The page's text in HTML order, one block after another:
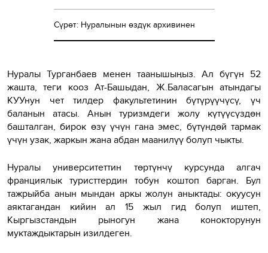
Сүрөт: Нуралынын өздүк архивинен
Нуралы Турганбаев менен таанышыңыз. Ал бүгүн 52
жашта, теги кооз Ат-Башыдан, Ж.Баласагын атындагы
КУУнун чет тилдер факультетинин бүтүрүүчүсү, үч
баланын атасы. Анын туризмдеги жолу күтүүсүздөн
башталган, бирок өзү үчүн гана эмес, бүтүндөй тармак
үчүн узак, жаркын жана абдан маанилүү болуп чыкты.
Нуралы университеттин төртүнчү курсунда алгач
франциялык туристтердин тобун коштоп барган. Бул
тажрыйба анын мындан аркы жолун аныктады: окуусун
аяктагандан кийин ал 15 жыл гид болуп иштеп,
Кыргызстандын рыногун жана конокторунун
муктаждыктарын изилдеген.